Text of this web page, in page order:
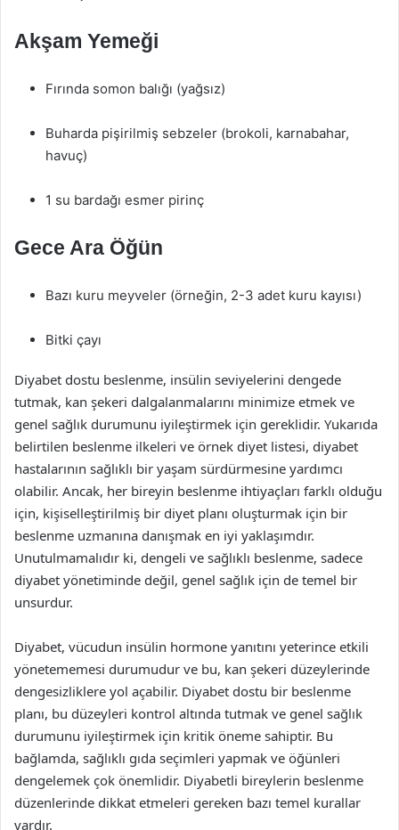
Akşam Yemeği
Fırında somon balığı (yağsız)
Buharda pişirilmiş sebzeler (brokoli, karnabahar,
havuç)
1 su bardağı esmer pirinç
Gece Ara Öğün
Bazı kuru meyveler (örneğin, 2-3 adet kuru kayısı)
Bitki çayı
Diyabet dostu beslenme, insülin seviyelerini dengede
tutmak, kan şekeri dalgalanmalarını minimize etmek ve
genel sağlık durumunu iyileştirmek için gereklidir. Yukarıda
belirtilen beslenme ilkeleri ve örnek diyet listesi, diyabet
hastalarının sağlıklı bir yaşam sürdürmesine yardımcı
olabilir. Ancak, her bireyin beslenme ihtiyaçları farklı olduğu
için, kişiselleştirilmiş bir diyet planı oluşturmak için bir
beslenme uzmanına danışmak en iyi yaklaşımdır.
Unutulmamalıdır ki, dengeli ve sağlıklı beslenme, sadece
diyabet yönetiminde değil, genel sağlık için de temel bir
unsurdur.
Diyabet, vücudun insülin hormone yanıtını yeterince etkili
yönetememesi durumudur ve bu, kan şekeri düzeylerinde
dengesizliklere yol açabilir. Diyabet dostu bir beslenme
planı, bu düzeyleri kontrol altında tutmak ve genel sağlık
durumunu iyileştirmek için kritik öneme sahiptir. Bu
bağlamda, sağlıklı gıda seçimleri yapmak ve öğünleri
dengelemek çok önemlidir. Diyabetli bireylerin beslenme
düzenlerinde dikkat etmeleri gereken bazı temel kurallar
vardır.